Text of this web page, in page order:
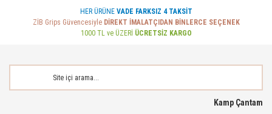
HER ÜRÜNE VADE FARKSIZ 4 TAKSİT
ZİB Grips Güvencesiyle DİREKT İMALATÇIDAN BİNLERCE SEÇENEK
1000 TL ve ÜZERİ ÜCRETSİZ KARGO
Kamp Çantam